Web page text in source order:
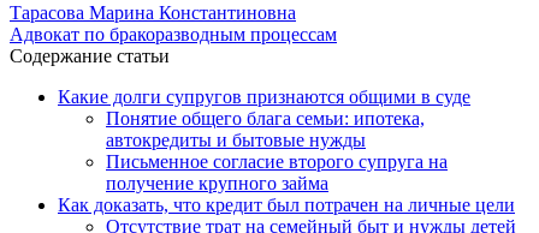
Тарасова Марина Константиновна
Адвокат по бракоразводным процессам
Содержание статьи
Какие долги супругов признаются общими в суде
Понятие общего блага семьи: ипотека,
автокредиты и бытовые нужды
Письменное согласие второго супруга на
получение крупного займа
Как доказать, что кредит был потрачен на личные цели
Отсутствие трат на семейный быт и нужды детей